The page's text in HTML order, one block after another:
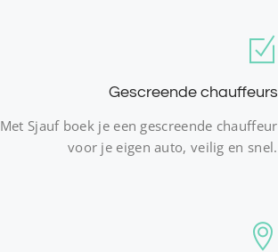
Gescreende chauffeurs
Met Sjauf boek je een gescreende chauffeur
voor je eigen auto, veilig en snel.